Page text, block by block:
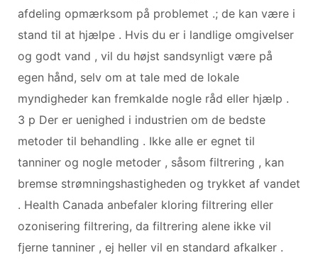
afdeling opmærksom på problemet .; de kan være i
stand til at hjælpe . Hvis du er i landlige omgivelser
og godt vand , vil du højst sandsynligt være på
egen hånd, selv om at tale med de lokale
myndigheder kan fremkalde nogle råd eller hjælp .
3 p Der er uenighed i industrien om de bedste
metoder til behandling . Ikke alle er egnet til
tanniner og nogle metoder , såsom filtrering , kan
bremse strømningshastigheden og trykket af vandet
. Health Canada anbefaler kloring filtrering eller
ozonisering filtrering, da filtrering alene ikke vil
fjerne tanniner , ej heller vil en standard afkalker .